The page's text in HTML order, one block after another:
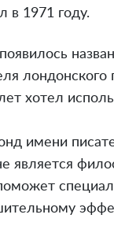
в 1971 году.
хотел
имени
является